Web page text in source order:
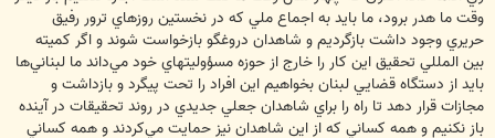
وقت ما هدر برود، ما بايد به اجماع ملي كه در نخستين روزهاي ترور رفيق
حريري وجود داشت بازگرديم و شاهدان دروغگو بازخواست شوند و اگر كميته
بين المللي تحقيق اين كار را خارج از حوزه مسؤوليتهاي خود مي‌داند ما لبناني‌ها
بايد از دستگاه قضايي لبنان بخواهيم اين افراد را تحت پيگرد و بازداشت و
مجازات قرار دهد تا راه را براي شاهدان جعلي جديدي در روند تحقيقات در آينده
باز نكنيم و همه كساني كه از اين شاهدان نيز حمايت مي‌كردند و همه كساني